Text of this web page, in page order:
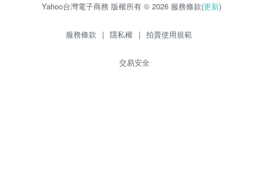
Yahoo台灣電子商務 版權所有 © 2026 服務條款(更新)
服務條款 | 隱私權 | 拍賣使用規範
交易安全